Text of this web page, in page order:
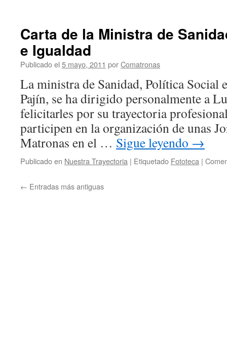
la
Carta de la Ministra de
e Igualdad
Publicado el 5 mayo, 2011 porComatronas
La ministra de Sanidad, Política Social
Pajín, se ha dirigido personalmente a
felicitarles por su trayectoria
participen en la organización de unas
Matronas en el … Sigue leyendo →
Publicado en Nuestra Trayectoria | Etiquetado Fototeca |
← Entradas más antiguas